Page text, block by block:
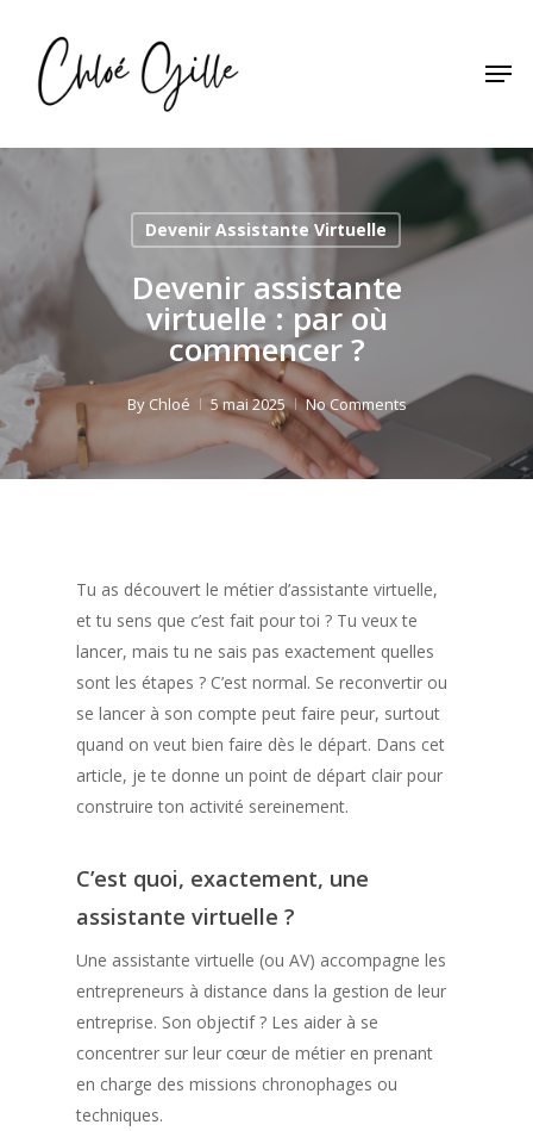
content
Devenir Assistante Virtuelle
Devenir assistante
virtuelle : par où
commencer ?
By Chloé 5 mai 2025 No Comments
Tu as découvert le métier d’assistante virtuelle,
et tu sens que c’est fait pour toi ? Tu veux te
lancer, mais tu ne sais pas exactement quelles
sont les étapes ? C’est normal. Se reconvertir ou
se lancer à son compte peut faire peur, surtout
quand on veut bien faire dès le départ. Dans cet
article, je te donne un point de départ clair pour
construire ton activité sereinement.
C’est quoi, exactement, une
assistante virtuelle ?
Une assistante virtuelle (ou AV) accompagne les
entrepreneurs à distance dans la gestion de leur
entreprise. Son objectif ? Les aider à se
concentrer sur leur cœur de métier en prenant
en charge des missions chronophages ou
techniques.